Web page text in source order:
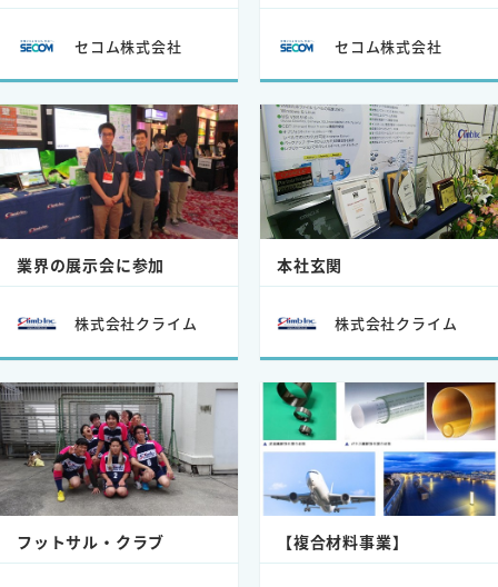
セコム株式会社 セコム株式会社
業界の展示会に参加
株式会社クライム
本社玄関
株式会社クライム
フットサル・クラブ 【複合材料事業】